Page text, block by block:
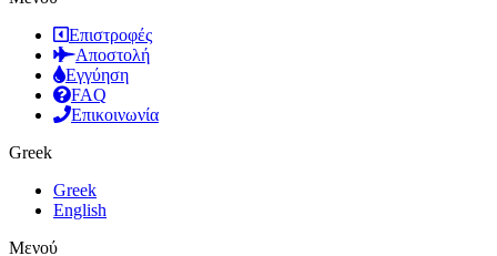
Επιστροφές
Αποστολή
Εγγύηση
FAQ
Επικοινωνία
Greek
Greek
English
Μενού